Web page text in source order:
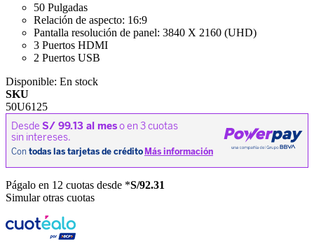
50 Pulgadas
Relación de aspecto: 16:9
Pantalla resolución de panel: 3840 X 2160 (UHD)
3 Puertos HDMI
2 Puertos USB
Disponible: En stock
SKU
50U6125
Págalo en 12 cuotas desde *S/92.31
Simular otras cuotas